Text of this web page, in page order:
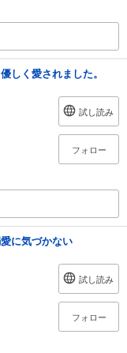
しく愛されました。
試し読み
フォロー
に気づかない
試し読み
フォロー